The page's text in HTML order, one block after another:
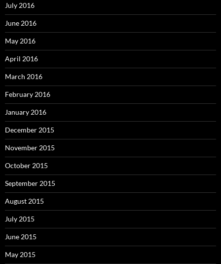
July 2016
June 2016
May 2016
April 2016
March 2016
February 2016
January 2016
December 2015
November 2015
October 2015
September 2015
August 2015
July 2015
June 2015
May 2015